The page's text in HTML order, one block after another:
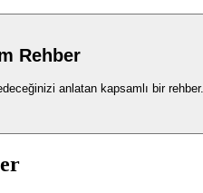
Rehber
anlatan kapsamlı bir rehber.